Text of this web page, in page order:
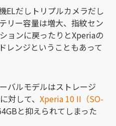
ELだしトリプルカメラだし
リー容量は増大、指紋セン
ョンに戻ったりとXperiaの
レンジということもあって
バルモデルはストレージ
対して、 Xperia 10 II（SO-
と抑えられてしまった